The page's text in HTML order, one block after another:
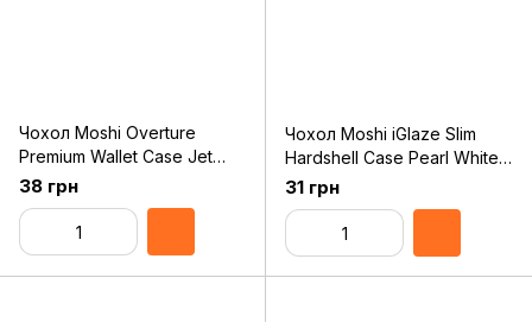
Чохол Moshi Overture
Premium Wallet Case Jet
Black for iPhone 11 Pro Max
(99MO091013)
38 грн
Чохол Moshi iGlaze Slim
Hardshell Case Pearl White
for iPhone 11 Pro Max
(99MO113105)
31 грн